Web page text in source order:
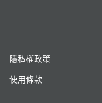
隱私權政策
使用條款